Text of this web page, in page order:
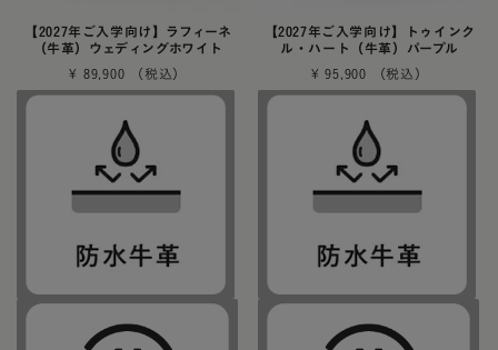
【2027年ご入学向け】ラフィーネ
（牛革）ウェディングホワイト
¥ 89,900
【2027年ご入学向け】トゥインク
ル・ハート（牛革）パープル
¥ 95,900